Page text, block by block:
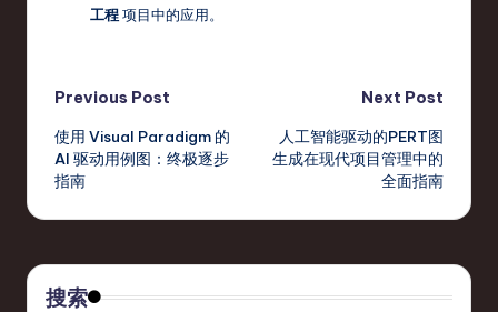
工程项目中的应用。
Post
navigation
Previous Post
使用 Visual Paradigm 的
AI 驱动用例图：终极逐步
指南
Next Post
人工智能驱动的PERT图
生成在现代项目管理中的
全面指南
搜索